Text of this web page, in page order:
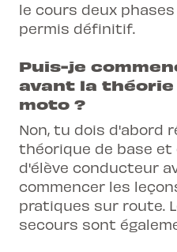
le cours deux
permis définitif.
Puis-je
avant la
moto ?
Non, tu dois d'abord
théorique de base
d'élève conducteur
commencer les
pratiques sur route.
secours sont